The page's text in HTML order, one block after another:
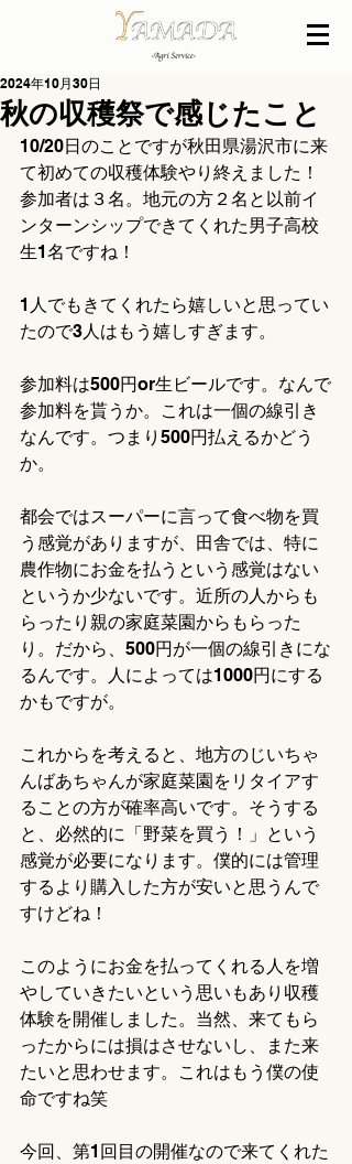
秋の収穫祭で感じたこと
2024年10月30日
10/20日のことですが秋田県湯沢市に来
て初めての収穫体験やり終えました！
参加者は３名。地元の方２名と以前イ
ンターンシップできてくれた男子高校
生1名ですね！
1人でもきてくれたら嬉しいと思ってい
たので3人はもう嬉しすぎます。
参加料は500円or生ビールです。なんで
参加料を貰うか。これは一個の線引き
なんです。つまり500円払えるかどう
か。
都会ではスーパーに言って食べ物を買
う感覚がありますが、田舎では、特に
農作物にお金を払うという感覚はない
というか少ないです。近所の人からも
らったり親の家庭菜園からもらった
り。だから、500円が一個の線引きにな
るんです。人によっては1000円にする
かもですが。
これからを考えると、地方のじいちゃ
んばあちゃんが家庭菜園をリタイアす
ることの方が確率高いです。そうする
と、必然的に「野菜を買う！」という
感覚が必要になります。僕的には管理
するより購入した方が安いと思うんで
すけどね！
このようにお金を払ってくれる人を増
やしていきたいという思いもあり収穫
体験を開催しました。当然、来てもら
ったからには損はさせないし、また来
たいと思わせます。これはもう僕の使
命ですね笑
今回、第1回目の開催なので来てくれた